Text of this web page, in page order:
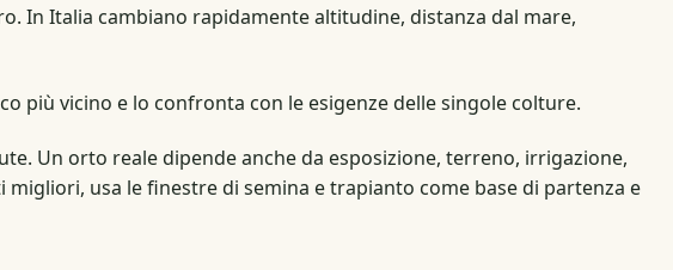
In Italia cambiano rapidamente altitudine, distanza dal mare,
più vicino e lo confronta con le esigenze delle singole colture.
Un orto reale dipende anche da esposizione, terreno, irrigazione,
usa le finestre di semina e trapianto come base di partenza e